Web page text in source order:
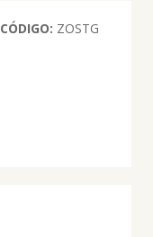
CÓDIGO: ZOSTG